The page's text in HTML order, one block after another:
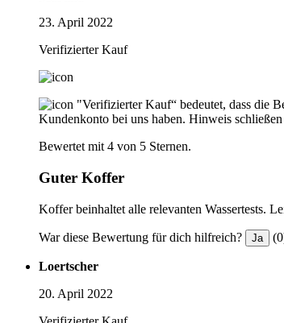
23. April 2022
Verifizierter Kauf
"Verifizierter Kauf“ bedeutet, dass die
Kundenkonto bei uns haben. Hinweis schließen
Bewertet mit 4 von 5 Sternen.
Guter Koffer
Koffer beinhaltet alle relevanten Wassertests.
War diese Bewertung für dich hilfreich? Ja
Loertscher
20. April 2022